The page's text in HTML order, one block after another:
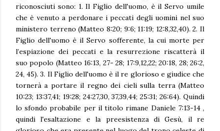
riconosciuti sono: 1. Il Figlio dell'uomo, è il Servo umile
che è venuto a perdonare i peccati degli uomini nel suo
ministero terreno (Matteo 8:20; 9:6; 11:19; 12:8,32,40). 2. Il
Figlio dell'uomo è il Servo sofferente, la cui morte per
l’espiazione dei peccati e la resurrezione riscatterà il
suo popolo (Matteo 16:13, 27- 28; 17:9,12,22; 20:18, 28; 26:2,
24, 45). 3. Il Figlio dell'uomo è il re glorioso e giudice che
tornerà a portare il regno dei cieli sulla terra (Matteo
10:23; 13:37,41; 19:28; 24:27,30, 37,39,44; 25:31; 26:64). Quindi
lo sfondo probabile per il titolo rimane Daniele 7:13-14 ,
quindi l'esaltazione e la preesistenza di Gesù, il re